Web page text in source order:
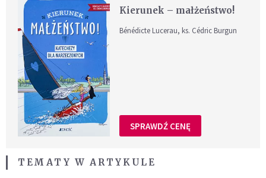
Kierunek – małżeństwo!
Bénédicte Lucerau, ks. Cédric Burgun
SPRAWDŹ CENĘ
TEMATY W ARTYKULE